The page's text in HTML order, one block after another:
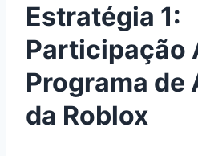
Estratégia 1:
Participação
Programa de
da Roblox